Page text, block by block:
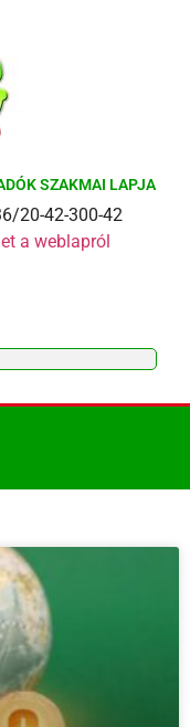
SZAKMAI LAPJA
20-42-300-42
a weblapról